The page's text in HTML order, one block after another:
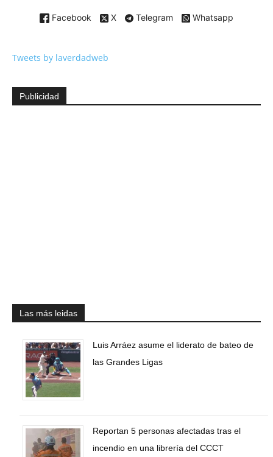
Facebook X Telegram Whatsapp
Tweets by laverdadweb
Publicidad
Las más leidas
Luis Arráez asume el liderato de bateo de
las Grandes Ligas
Reportan 5 personas afectadas tras el
incendio en una librería del CCCT